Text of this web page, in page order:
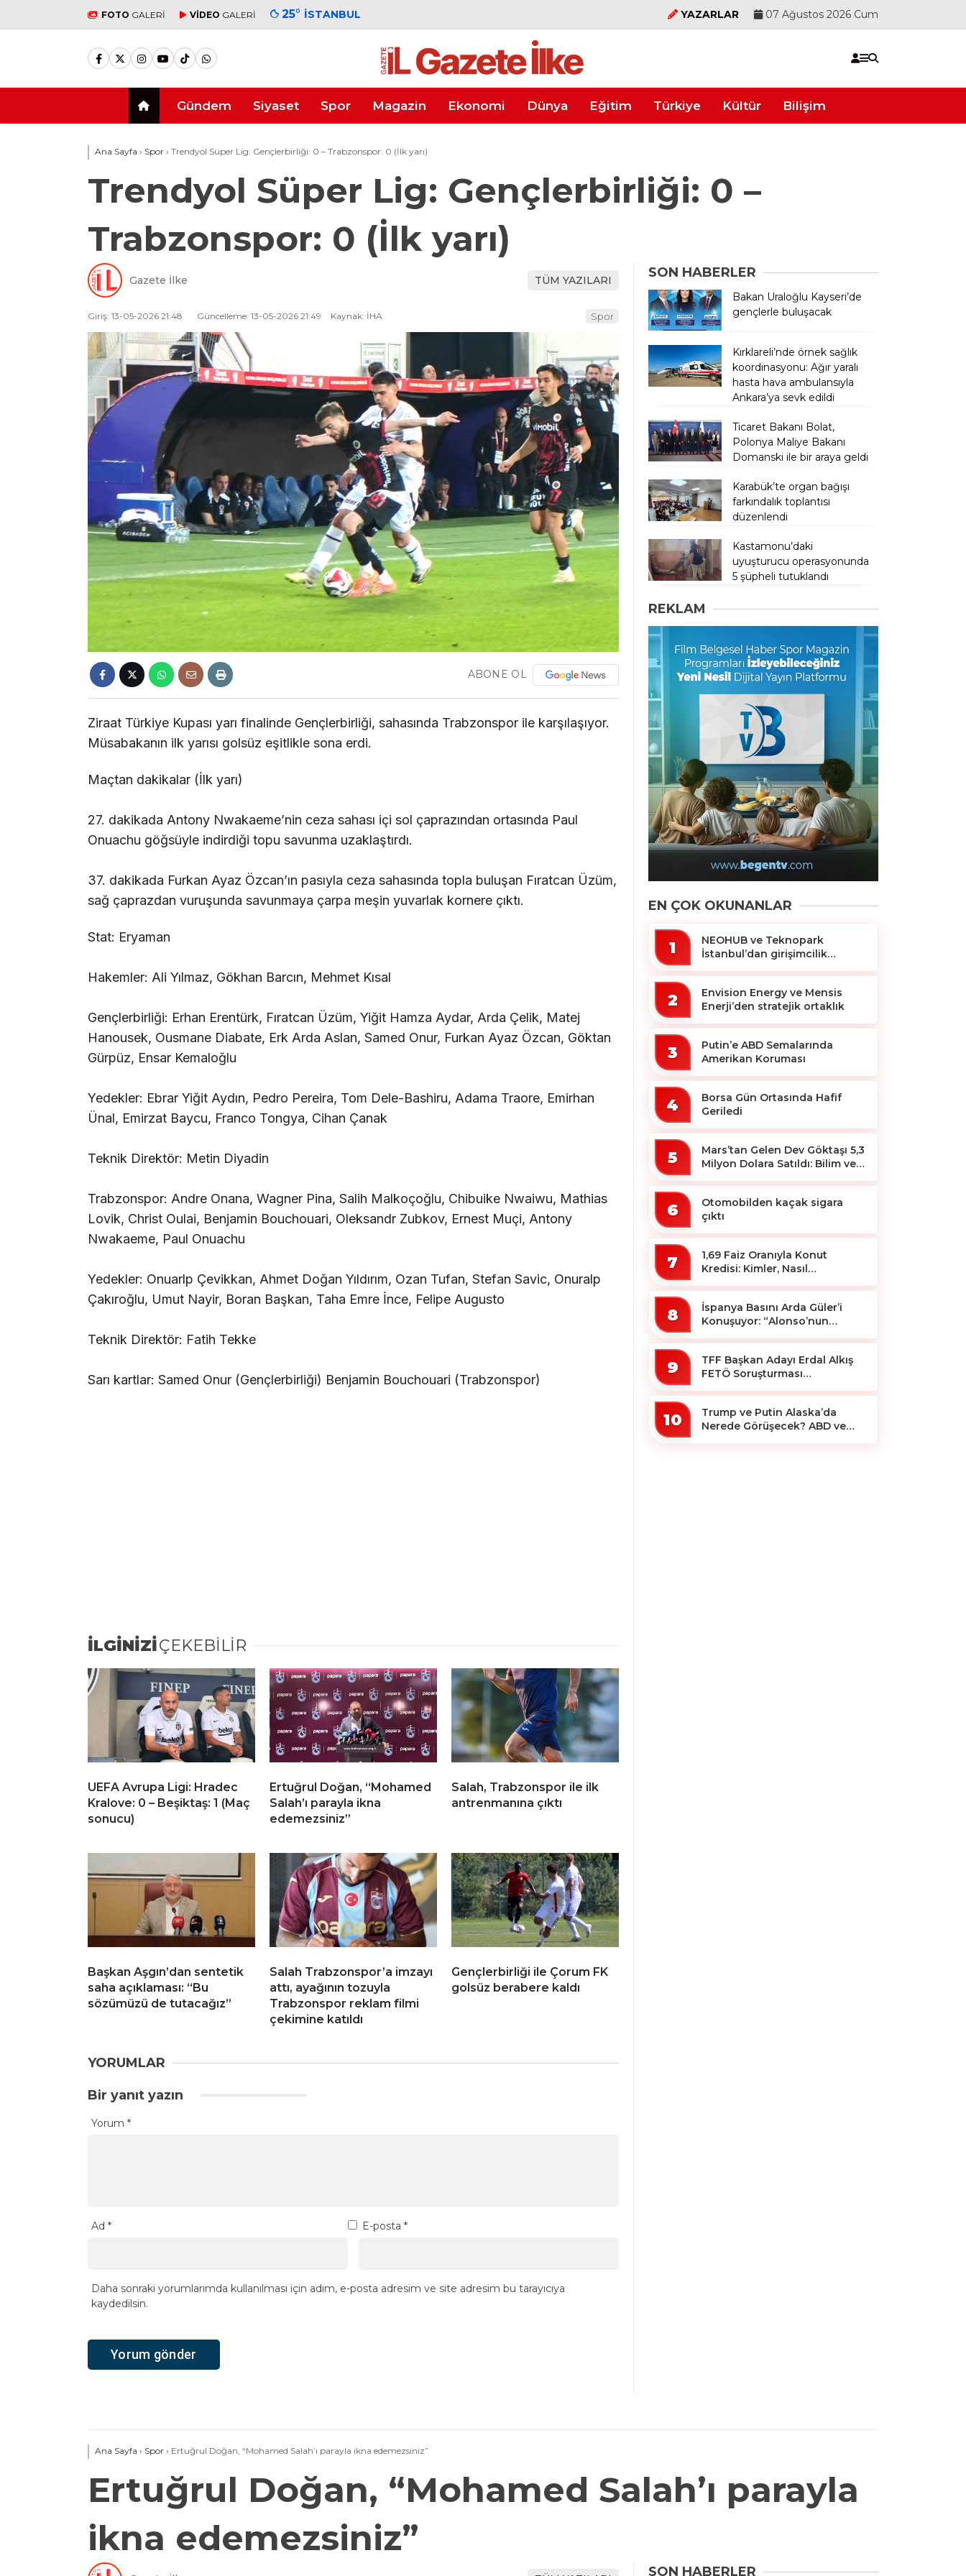
FOTO GALERİ VİDEO GALERİ 25° İSTANBUL YAZARLAR 07 Ağustos 2026 Cum
Gündem Siyaset Spor Magazin Ekonomi Dünya Eğitim Türkiye Kültür Bilişim
Ana Sayfa › Spor › Trendyol Süper Lig: Gençlerbirliği: 0 – Trabzonspor: 0 (İlk yarı)
Trendyol Süper Lig: Gençlerbirliği: 0 –
Trabzonspor: 0 (İlk yarı)
Gazete İlke TÜM YAZILARI
Giriş: 13-05-2026 21:48 Güncelleme: 13-05-2026 21:49 Kaynak: İHA Spor
ABONE OL
Ziraat Türkiye Kupası yarı finalinde Gençlerbirliği, sahasında Trabzonspor ile karşılaşıyor.
Müsabakanın ilk yarısı golsüz eşitlikle sona erdi.
Maçtan dakikalar (İlk yarı)
27. dakikada Antony Nwakaeme’nin ceza sahası içi sol çaprazından ortasında Paul
Onuachu göğsüyle indirdiği topu savunma uzaklaştırdı.
37. dakikada Furkan Ayaz Özcan’ın pasıyla ceza sahasında topla buluşan Fıratcan Üzüm,
sağ çaprazdan vuruşunda savunmaya çarpa meşin yuvarlak kornere çıktı.
Stat: Eryaman
Hakemler: Ali Yılmaz, Gökhan Barcın, Mehmet Kısal
Gençlerbirliği: Erhan Erentürk, Fıratcan Üzüm, Yiğit Hamza Aydar, Arda Çelik, Matej
Hanousek, Ousmane Diabate, Erk Arda Aslan, Samed Onur, Furkan Ayaz Özcan, Göktan
Gürpüz, Ensar Kemaloğlu
Yedekler: Ebrar Yiğit Aydın, Pedro Pereira, Tom Dele-Bashiru, Adama Traore, Emirhan
Ünal, Emirzat Baycu, Franco Tongya, Cihan Çanak
Teknik Direktör: Metin Diyadin
Trabzonspor: Andre Onana, Wagner Pina, Salih Malkoçoğlu, Chibuike Nwaiwu, Mathias
Lovik, Christ Oulai, Benjamin Bouchouari, Oleksandr Zubkov, Ernest Muçi, Antony
Nwakaeme, Paul Onuachu
Yedekler: Onuarlp Çevikkan, Ahmet Doğan Yıldırım, Ozan Tufan, Stefan Savic, Onuralp
Çakıroğlu, Umut Nayir, Boran Başkan, Taha Emre İnce, Felipe Augusto
Teknik Direktör: Fatih Tekke
Sarı kartlar: Samed Onur (Gençlerbirliği) Benjamin Bouchouari (Trabzonspor)
İLGİNİZİÇEKEBİLİR
UEFA Avrupa Ligi: Hradec
Kralove: 0 – Beşiktaş: 1 (Maç
sonucu)
Ertuğrul Doğan, “Mohamed
Salah’ı parayla ikna
edemezsiniz”
Salah, Trabzonspor ile ilk
antrenmanına çıktı
Başkan Aşgın’dan sentetik
saha açıklaması: “Bu
sözümüzü de tutacağız”
Salah Trabzonspor’a imzayı
attı, ayağının tozuyla
Trabzonspor reklam filmi
çekimine katıldı
Gençlerbirliği ile Çorum FK
golsüz berabere kaldı
YORUMLAR
Bir yanıt yazın
Yorum *
Ad * E-posta *
Daha sonraki yorumlarımda kullanılması için adım, e-posta adresim ve site adresim bu tarayıcıya
kaydedilsin.
SON HABERLER
Bakan Uraloğlu Kayseri’de
gençlerle buluşacak
Kırklareli’nde örnek sağlık
koordinasyonu: Ağır yaralı
hasta hava ambulansıyla
Ankara’ya sevk edildi
Ticaret Bakanı Bolat,
Polonya Maliye Bakanı
Domanski ile bir araya geldi
Karabük’te organ bağışı
farkındalık toplantısı
düzenlendi
Kastamonu’daki
uyuşturucu operasyonunda
5 şüpheli tutuklandı
REKLAM
EN ÇOK OKUNANLAR
1
NEOHUB ve Teknopark
İstanbul’dan girişimcilik
2
Envision Energy ve Mensis
Enerji’den stratejik ortaklık
3
Putin’e ABD Semalarında
Amerikan Koruması
4
Borsa Gün Ortasında Hafif
Geriledi
5
Mars’tan Gelen Dev Göktaşı 5,3
Milyon Dolara Satıldı: Bilim ve
6
Otomobilden kaçak sigara
çıktı
7
1,69 Faiz Oranıyla Konut
Kredisi: Kimler, Nasıl
8
İspanya Basını Arda Güler’i
Konuşuyor: “Alonso’nun
9
TFF Başkan Adayı Erdal Alkış
FETÖ Soruşturması
10
Trump ve Putin Alaska’da
Nerede Görüşecek? ABD ve
Ana Sayfa › Spor › Ertuğrul Doğan, “Mohamed Salah’ı parayla ikna edemezsiniz”
Ertuğrul Doğan, “Mohamed Salah’ı parayla
ikna edemezsiniz”
SON HABERLER